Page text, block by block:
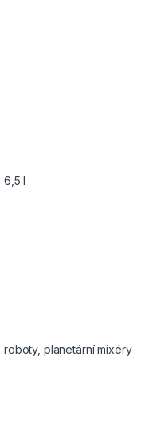
6,5 l
roboty, planetární mixéry